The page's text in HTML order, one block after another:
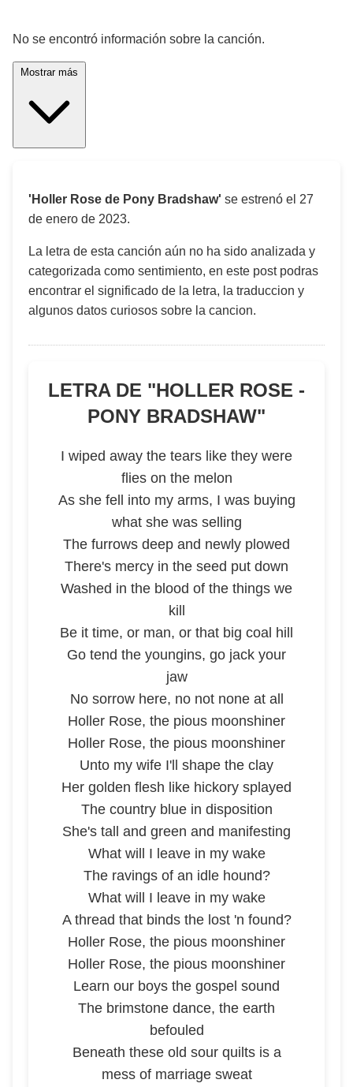
No se encontró información sobre la canción.
'Holler Rose de Pony Bradshaw' se estrenó el 27
de enero de 2023.
La letra de esta canción aún no ha sido analizada y
categorizada como sentimiento, en este post podras
encontrar el significado de la letra, la traduccion y
algunos datos curiosos sobre la cancion.
LETRA DE "HOLLER ROSE -
PONY BRADSHAW"
I wiped away the tears like they were
flies on the melon
As she fell into my arms, I was buying
what she was selling
The furrows deep and newly plowed
There's mercy in the seed put down
Washed in the blood of the things we
kill
Be it time, or man, or that big coal hill
Go tend the youngins, go jack your
jaw
No sorrow here, no not none at all
Holler Rose, the pious moonshiner
Holler Rose, the pious moonshiner
Unto my wife I'll shape the clay
Her golden flesh like hickory splayed
The country blue in disposition
She's tall and green and manifesting
What will I leave in my wake
The ravings of an idle hound?
What will I leave in my wake
A thread that binds the lost 'n found?
Holler Rose, the pious moonshiner
Holler Rose, the pious moonshiner
Learn our boys the gospel sound
The brimstone dance, the earth
befouled
Beneath these old sour quilts is a
mess of marriage sweat